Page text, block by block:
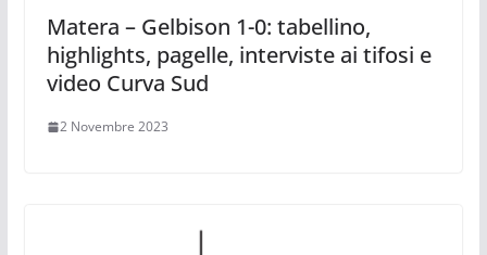
Matera – Gelbison 1-0: tabellino,
highlights, pagelle, interviste ai tifosi e
video Curva Sud
2 Novembre 2023